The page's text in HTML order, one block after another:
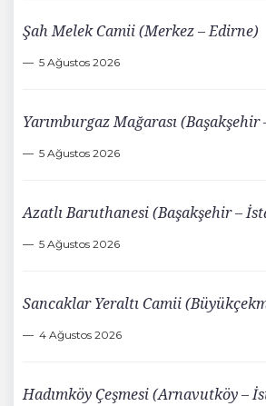
Şah Melek Camii (Merkez – Edirne)
5 Ağustos 2026
Yarımburgaz Mağarası
5 Ağustos 2026
Azatlı Baruthanesi (Başakşehir –
5 Ağustos 2026
Sancaklar Yeraltı Camii
4 Ağustos 2026
Hadımköy Çeşmesi (Arnavutköy –